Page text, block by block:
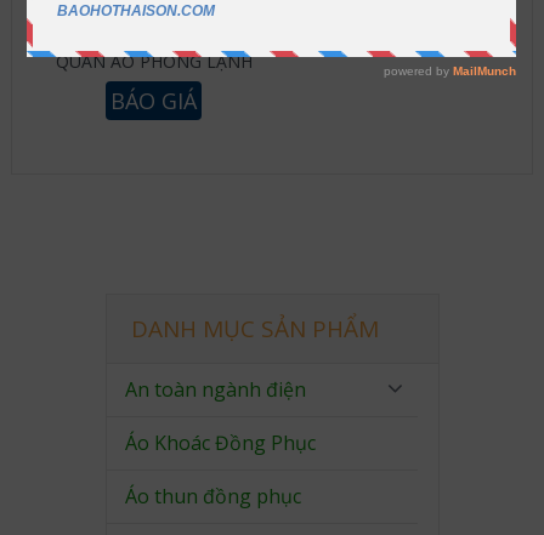
QUẦN ÁO PHÒNG LẠNH
BÁO GIÁ
DANH MỤC SẢN PHẨM
An toàn ngành điện
Áo Khoác Đồng Phục
Áo thun đồng phục